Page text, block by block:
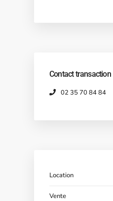
Contact transaction
02 35 70 84 84
Location
Vente